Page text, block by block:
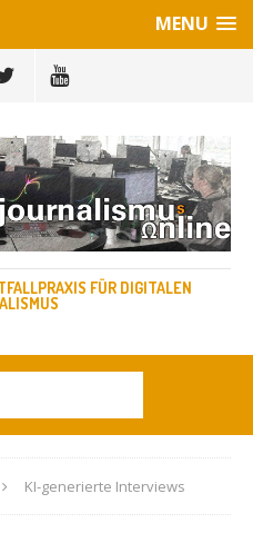
MENU
FÜR DIGITALEN
KI-generierte Interviews